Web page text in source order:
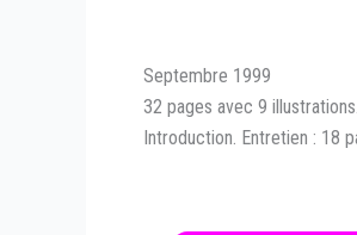
Septembre 1999
32 pages avec 9 illustrations.
Introduction. Entretien : 18